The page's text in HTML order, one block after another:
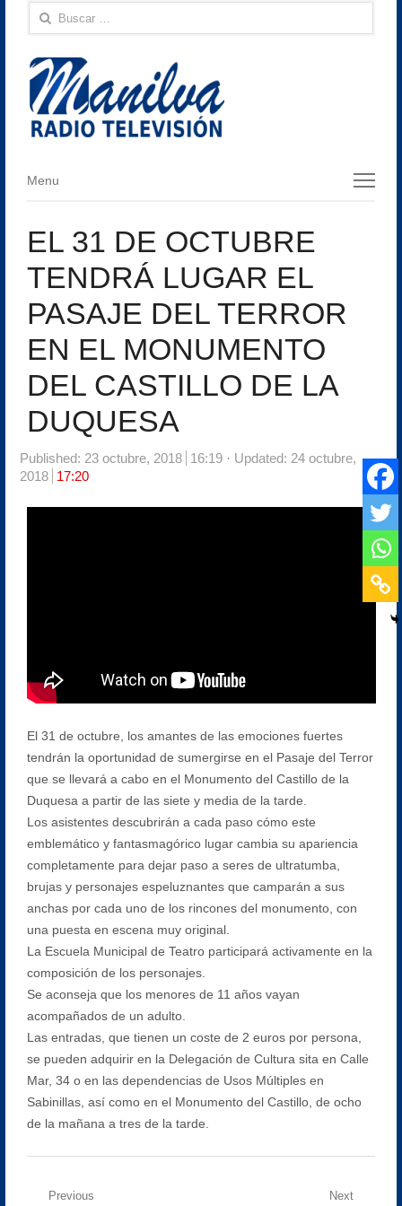
Buscar:
Menu
Menu
EL 31 DE OCTUBRE
TENDRÁ LUGAR EL
PASAJE DEL TERROR
EN EL MONUMENTO
DEL CASTILLO DE LA
DUQUESA
Published: 23 octubre, 2018 16:19
Updated: 24 octubre,
2018
17:20
El 31 de octubre, los amantes de las emociones fuertes
tendrán la oportunidad de sumergirse en el Pasaje del Terror
que se llevará a cabo en el Monumento del Castillo de la
Duquesa a partir de las siete y media de la tarde.
Los asistentes descubrirán a cada paso cómo este
emblemático y fantasmagórico lugar cambia su apariencia
completamente para dejar paso a seres de ultratumba,
brujas y personajes espeluznantes que camparán a sus
anchas por cada uno de los rincones del monumento, con
una puesta en escena muy original.
La Escuela Municipal de Teatro participará activamente en la
composición de los personajes.
Se aconseja que los menores de 11 años vayan
acompañados de un adulto.
Las entradas, que tienen un coste de 2 euros por persona,
se pueden adquirir en la Delegación de Cultura sita en Calle
Mar, 34 o en las dependencias de Usos Múltiples en
Sabinillas, así como en el Monumento del Castillo, de ocho
de la mañana a tres de la tarde.
Navegación
Previous Next